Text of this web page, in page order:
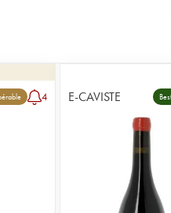
4 E-CAVISTE